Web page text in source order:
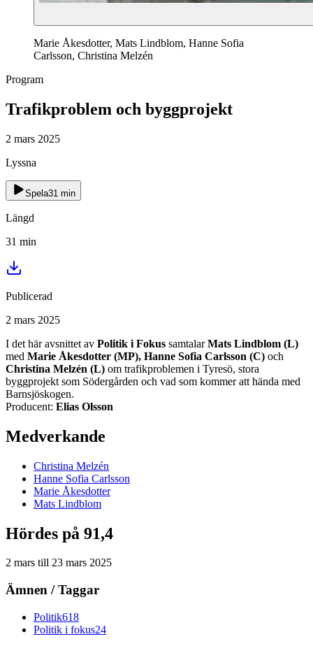
Marie Åkesdotter, Mats Lindblom, Hanne Sofia
Carlsson, Christina Melzén
Program
Trafikproblem och byggprojekt
2 mars 2025
Lyssna
Spela31 min
Längd
31 min
Publicerad
2 mars 2025
I det här avsnittet av Politik i Fokus samtalarMats Lindblom (L)
med Marie Åkesdotter (MP), Hanne Sofia Carlsson (C) och
Christina Melzén (L) om trafikproblemen i Tyresö, stora
byggprojekt som Södergården och vad som kommer att hända med
Barnsjöskogen.
Producent: Elias Olsson
Medverkande
Christina Melzén
Hanne Sofia Carlsson
Marie Åkesdotter
Mats Lindblom
Hördes på 91,4
2 mars till 23 mars 2025
Ämnen / Taggar
Politik618
Politik i fokus24